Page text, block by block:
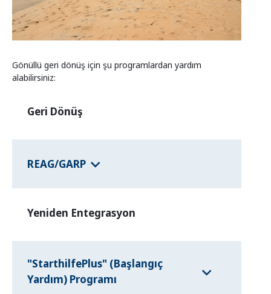
Eyalet programları
Gönüllü geri dönüş için şu programlardan yardım
alabilirsiniz:
Geri Dönüş
REAG/GARP
Yeniden Entegrasyon
"StarthilfePlus" (Başlangıç
Yardım) Programı